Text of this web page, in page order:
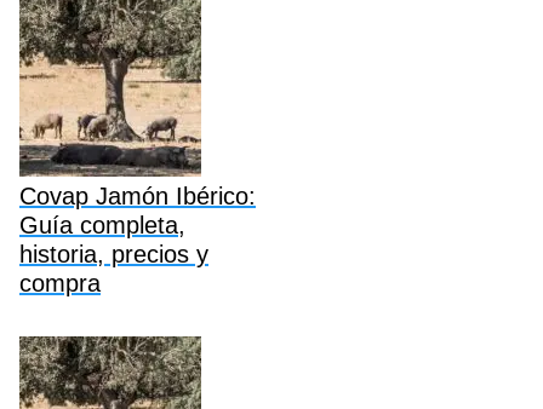
Covap Jamón Ibérico:
Guía completa,
historia, precios y
compra